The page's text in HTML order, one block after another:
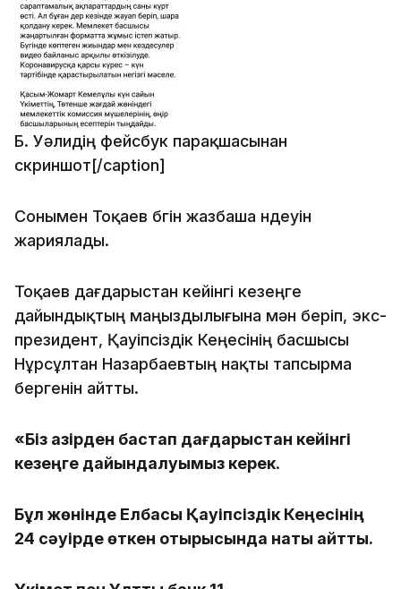
Б. Уәлидің фейсбук парақшасынан
скриншот[/caption]
Сонымен Тоқаев бүгін жазбаша үндеуін
жариялады.
Тоқаев дағдарыстан кейінгі кезеңге
дайындықтың маңыздылығына мән беріп, экс-
президент, Қауіпсіздік Кеңесінің басшысы
Нұрсұлтан Назарбаевтың нақты тапсырма
бергенін айтты.
«Біз қазірден бастап дағдарыстан кейінгі
кезеңге дайындалуымыз керек.
Бұл жөнінде Елбасы Қауіпсіздік Кеңесінің
24 сәуірде өткен отырысында нақты айтты.